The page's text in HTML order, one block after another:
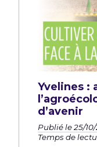
Yvelines :
d’avenir
Publié le 25/
Temps de